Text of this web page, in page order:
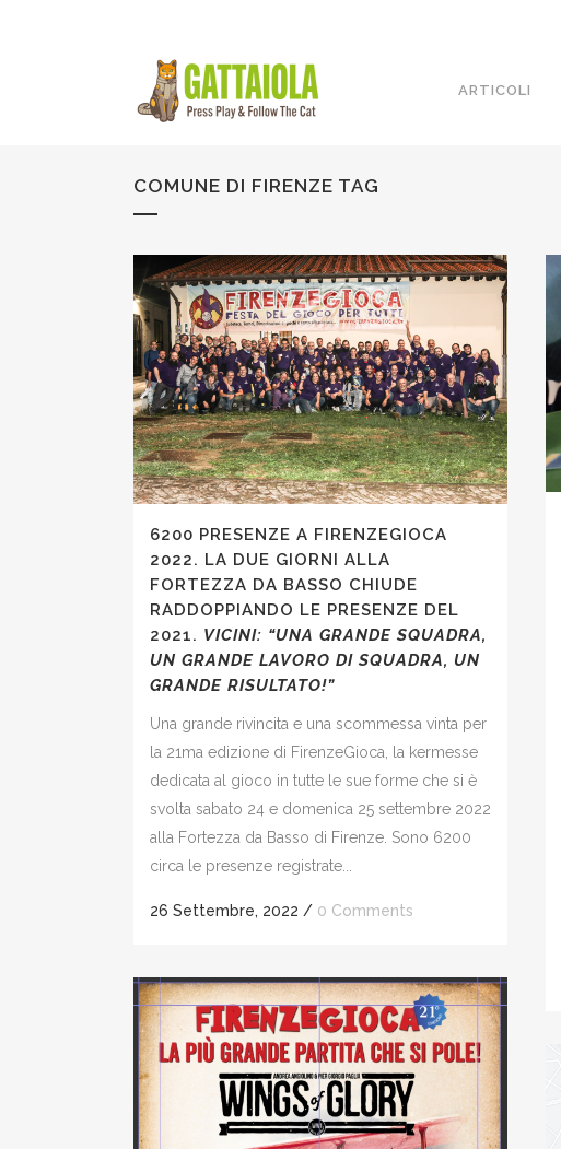
ARTICOLI
COMUNE DI FIRENZE TAG
6200 PRESENZE A FIRENZEGIOCA
2022. LA DUE GIORNI ALLA
FORTEZZA DA BASSO CHIUDE
RADDOPPIANDO LE PRESENZE DEL
2021. VICINI: “UNA GRANDE SQUADRA,
UN GRANDE LAVORO DI SQUADRA, UN
GRANDE RISULTATO!”
Una grande rivincita e una scommessa vinta per
la 21ma edizione di FirenzeGioca, la kermesse
dedicata al gioco in tutte le sue forme che si è
svolta sabato 24 e domenica 25 settembre 2022
alla Fortezza da Basso di Firenze. Sono 6200
circa le presenze registrate...
26 Settembre, 2022 / 0 Comments